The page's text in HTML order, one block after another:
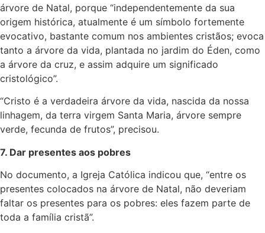
árvore de Natal, porque “independentemente da sua
origem histórica, atualmente é um símbolo fortemente
evocativo, bastante comum nos ambientes cristãos; evoca
tanto a árvore da vida, plantada no jardim do Éden, como
a árvore da cruz, e assim adquire um significado
cristológico”.
“Cristo é a verdadeira árvore da vida, nascida da nossa
linhagem, da terra virgem Santa Maria, árvore sempre
verde, fecunda de frutos”, precisou.
7. Dar presentes aos pobres
No documento, a Igreja Católica indicou que, “entre os
presentes colocados na árvore de Natal, não deveriam
faltar os presentes para os pobres: eles fazem parte de
toda a família cristã”.